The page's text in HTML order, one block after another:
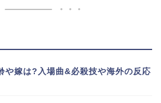
や嫁は?入場曲&必殺技や海外の反応